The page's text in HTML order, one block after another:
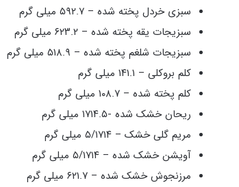
سبزی خردل پخته شده – ۵۹۲.۷ میلی گرم
سبزیجات یقه پخته شده – ۶۲۳.۲ میلی گرم
سبزیجات شلغم پخته شده – ۵۱۸.۹ میلی گرم
کلم بروکلی – ۱۴۱.۱ میلی گرم
کلم پخته شده – ۱۰۸.۷ میلی گرم
ریحان خشک شده -۱۷۱۴.۵ میلی گرم
مریم گلی خشک – ۵/۱۷۱۴ میلی گرم
آویشن خشک شده – ۵/۱۷۱۴ میلی گرم
مرزنجوش خشک شده – ۶۲۱.۷ میلی گرم